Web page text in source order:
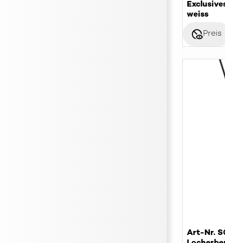
und
weiss
disabled_visiblePreis
Art-Nr.